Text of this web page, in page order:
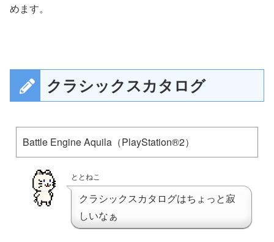
めます。
クラシックスカタログ
Battle Engine Aquila（PlayStation®2）
ととねこ
クラシックスカタログはちょっと寂
しいなぁ